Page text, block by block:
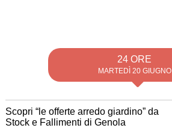
24 ORE
MARTEDÌ 20 GIUGNO
Scopri “le offerte arredo giardino” da
Stock e Fallimenti di Genola